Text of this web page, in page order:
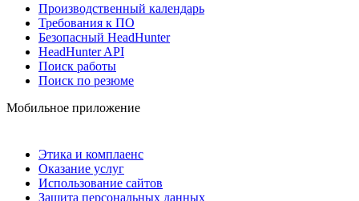
Производственный календарь
Требования к ПО
Безопасный HeadHunter
HeadHunter API
Поиск работы
Поиск по резюме
Мобильное приложение
Этика и комплаенс
Оказание услуг
Использование сайтов
Защита персональных данных